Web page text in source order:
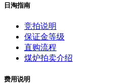
日淘指南
竞拍说明
保证金等级
直购流程
煤炉拍卖介绍
费用说明